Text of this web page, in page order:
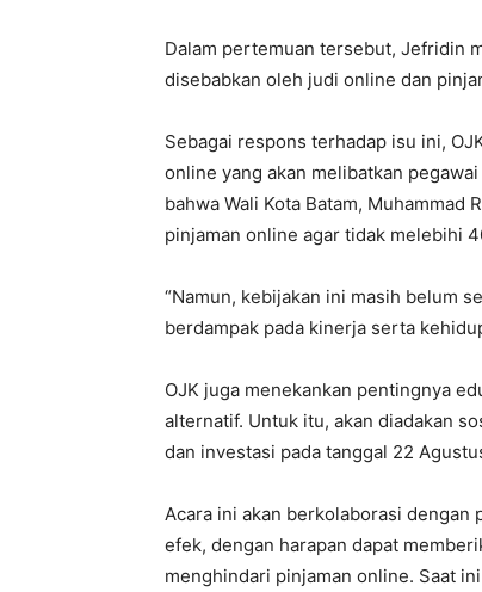
Dalam pertemuan tersebut, Jefridin
disebabkan oleh judi online dan
Sebagai respons terhadap isu ini,
online yang akan melibatkan
bahwa Wali Kota Batam,
pinjaman online agar tidak melebihi
“Namun, kebijakan ini masih belum
berdampak pada kinerja serta
OJK juga menekankan pentingnya
alternatif. Untuk itu, akan diadakan
dan investasi pada tanggal 22
Acara ini akan berkolaborasi dengan
efek, dengan harapan dapat
menghindari pinjaman online. Saat